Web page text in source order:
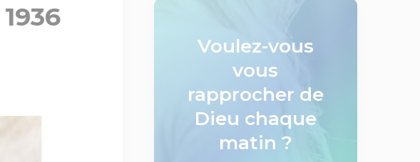
Voulez-vous
vous
rapprocher de
Dieu chaque
matin ?